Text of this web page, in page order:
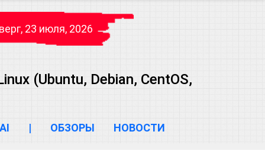
23 июля, 2026
(Ubuntu, Debian, CentOS,
AI | ОБЗОРЫ НОВОСТИ